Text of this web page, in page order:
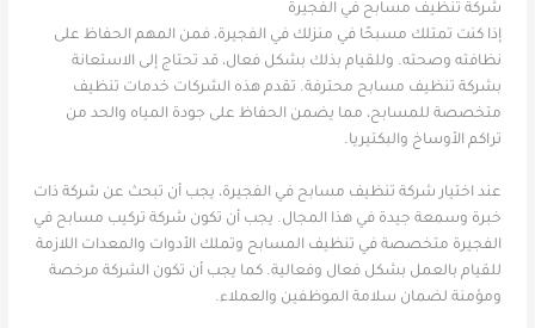
شركة تنظيف مسابح في الفجيرة
إذا كنت تمتلك مسبحًا في منزلك في الفجيرة، فمن المهم الحفاظ على
نظافته وصحته. وللقيام بذلك بشكل فعال، قد تحتاج إلى الاستعانة
بشركة تنظيف مسابح محترفة. تقدم هذه الشركات خدمات تنظيف
متخصصة للمسابح، مما يضمن الحفاظ على جودة المياه والحد من
تراكم الأوساخ والبكتيريا.
عند اختيار شركة تنظيف مسابح في الفجيرة، يجب أن تبحث عن شركة ذات
خبرة وسمعة جيدة في هذا المجال. يجب أن تكون شركة تركيب مسابح في
الفجيرة متخصصة في تنظيف المسابح وتملك الأدوات والمعدات اللازمة
للقيام بالعمل بشكل فعال وفعالية. كما يجب أن تكون الشركة مرخصة
ومؤمنة لضمان سلامة الموظفين والعملاء.